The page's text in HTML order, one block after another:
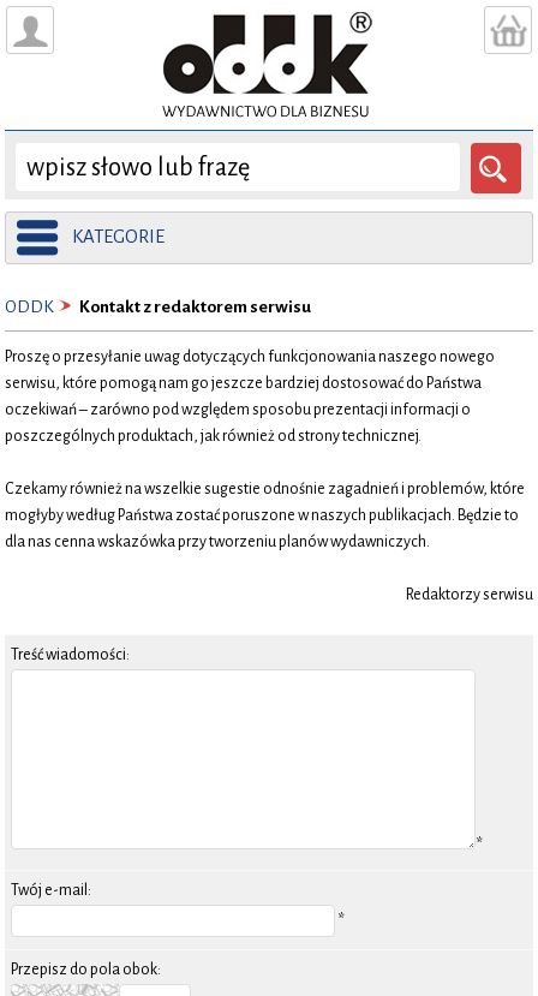
KATEGORIE
ODDK Kontakt z redaktorem serwisu
Proszę o przesyłanie uwag dotyczących funkcjonowania naszego nowego
serwisu, które pomogą nam go jeszcze bardziej dostosować do Państwa
oczekiwań – zarówno pod względem sposobu prezentacji informacji o
poszczególnych produktach, jak również od strony technicznej.
Czekamy również na wszelkie sugestie odnośnie zagadnień i problemów, które
mogłyby według Państwa zostać poruszone w naszych publikacjach. Będzie to
dla nas cenna wskazówka przy tworzeniu planów wydawniczych.
Redaktorzy serwisu
Treść wiadomości:
*
Twój e-mail:
*
Przepisz do pola obok: